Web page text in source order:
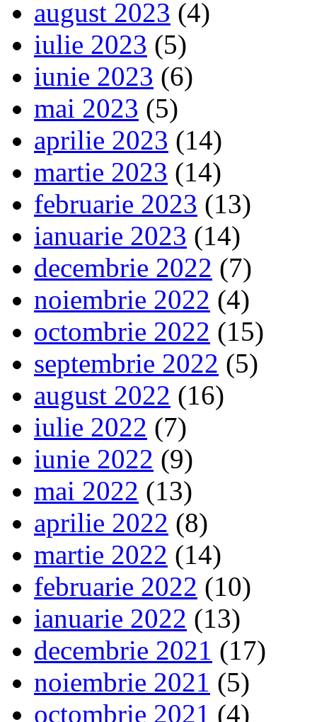
august 2023 (4)
iulie 2023 (5)
iunie 2023 (6)
mai 2023 (5)
aprilie 2023 (14)
martie 2023 (14)
februarie 2023 (13)
ianuarie 2023 (14)
decembrie 2022 (7)
noiembrie 2022 (4)
octombrie 2022 (15)
septembrie 2022 (5)
august 2022 (16)
iulie 2022 (7)
iunie 2022 (9)
mai 2022 (13)
aprilie 2022 (8)
martie 2022 (14)
februarie 2022 (10)
ianuarie 2022 (13)
decembrie 2021 (17)
noiembrie 2021 (5)
octombrie 2021 (4)